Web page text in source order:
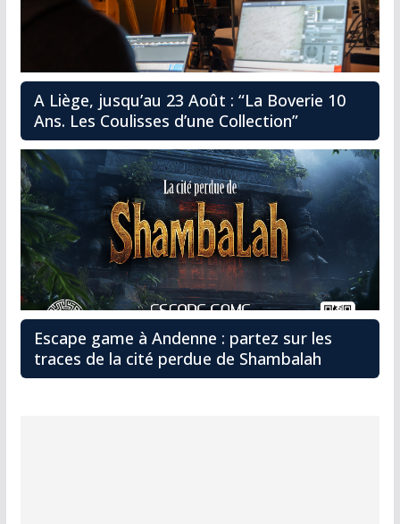
A Liège, jusqu’au 23 Août : “La Boverie 10
Ans. Les Coulisses d’une Collection”
Escape game à Andenne : partez sur les
traces de la cité perdue de Shambalah